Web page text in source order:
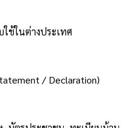
ช้ในต่างประเทศ
/ Declaration)